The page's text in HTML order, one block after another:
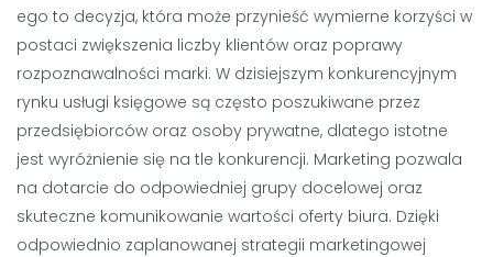
ego to decyzja, która może przynieść wymierne korzyści w
postaci zwiększenia liczby klientów oraz poprawy
rozpoznawalności marki. W dzisiejszym konkurencyjnym
rynku usługi księgowe są często poszukiwane przez
przedsiębiorców oraz osoby prywatne, dlatego istotne
jest wyróżnienie się na tle konkurencji. Marketing pozwala
na dotarcie do odpowiedniej grupy docelowej oraz
skuteczne komunikowanie wartości oferty biura. Dzięki
odpowiednio zaplanowanej strategii marketingowej